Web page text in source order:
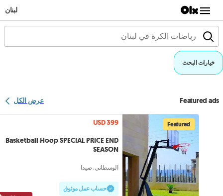
لبنان
خيارات البحث
Featured ads عرض الكل
Featured
USD 399
Basketball Hoop SPECIAL PRICE END
SEASON
الوسطاني, صيدا
حساب عمل موثوق